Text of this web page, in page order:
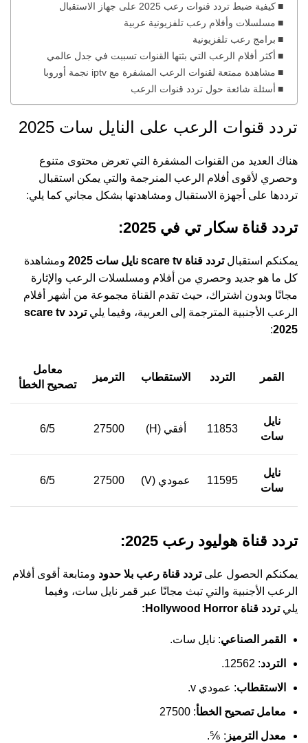
كيفية ضبط تردد قنوات رعب 2025 على جهاز الاستقبال
مسلسلات وأفلام رعب تلفزيونية عربية
برامج رعب تلفزيونية
أكثر أفلام الرعب التي بثتها القنوات تسببت في جدل عالمي
مشاهدة ممتعة لقنوات الرعب المشفرة مع iptv نجمة أوروبا
أسئلة شائعة حول تردد قنوات الرعب
تردد قنوات الرعب على النايل سات 2025
هناك العديد من القنوات المشفرة التي تعرض محتوى متنوع
وحصري لأقوى أفلام الرعب المنرجمة والتي يمكن استقبال
ترددها على أجهزة الاستقبال ومشاهدتها بشكل مجاني كما يلي:
تردد قناة سكار تي في 2025:
يمكنكم استقبال تردد قناة scare tv نايل سات 2025
ومشاهدة
كل ما هو جديد وحصري من أفلام ومسلسلات الرعب والإثارة
مجانًا وبدون اشتراك، حيث تقدم القناة مجموعة من أشهر أفلام
الرعب الأجنبية المترجمة إلى العربية، وفيما يلي
تردد scare tv
2025
:
القمر التردد الاستقطاب الترميز
معامل
تصحيح الخطأ
نايل
سات
11853 أفقي (H) 27500
6/5
نايل
سات
11595 عمودي (V) 27500
6/5
تردد قناة هوليود رعب 2025:
يمكنكم الحصول علىتردد قناة رعب بلا حدود ومتابعة أقوى أفلام
الرعب الأجنبية والتي تبث مجانًا عبر قمر نايل سات، وفيما
يليتردد قناة Hollywood Horror:
القمر الصناعي: نايل سات.
التردد: 12562.
الاستقطاب: عمودي v.
معامل تصحيح الخطأ: 27500
معدل الترميز : ⅚.